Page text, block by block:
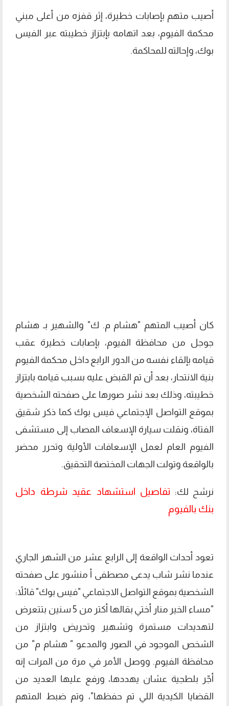
أصيب متهم بإصابات خطيرة، إثر قفزه من أعلى مبني
محكمة الفيوم، بعد اتهامه بإبتزاز خطيبته عبر الفيس
بوك، وإحالته للمحاكمة.
كان أصيب المتهم "هشام م. ك" والشهير بـ هشام
جوجل من محافظة الفيوم، بإصابات خطيرة عقب
قيامه بإلقاء نفسه من الدور الرابع داخل محكمة الفيوم
بنية الانتحار، بعد أن تم القبض عليه بسبب قيامه بابتزاز
خطيبته، وذلك بعد نشر صورها على صفحته الشخصية
بموقع التواصل الإجتماعي فيس بوك كما ذكر شقيق
الفتاة، ونقلت سيارة الإسعاف المصاب إلى مستشفى
الفيوم العام لعمل الإسعافات الأولية وتحرر محضر
بالواقعة وتولت الجهات المختصة التحقيق.
نرشح لك: تفاصيل استشهاد عقيد شرطة داخل
بنك بالفيوم
تعود أحداث الواقعة إلى الرابع عشر من الشهر الجاري
عندما نشر شاب يدعى مصطفى أ منشور على صفحته
الشخصية بموقع التواصل الاجتماعي "فيس بوك" قائلاً:
"مساء الخير منار أختي بقالها أكتر من 5 سنين بتتعرض
لتهديدات مستمرة وتشهير وتحريض وابتزاز من
الشخص الموجود في الصور والمدعو " هشام م" من
محافظة الفيوم. ووصل الأمر في مرة من المرات إنه
أجّر بلطجية عشان يهددها، ورفع عليها العديد من
القضايا الكيدية اللي تم حفظها"، وتم ضبط المتهم